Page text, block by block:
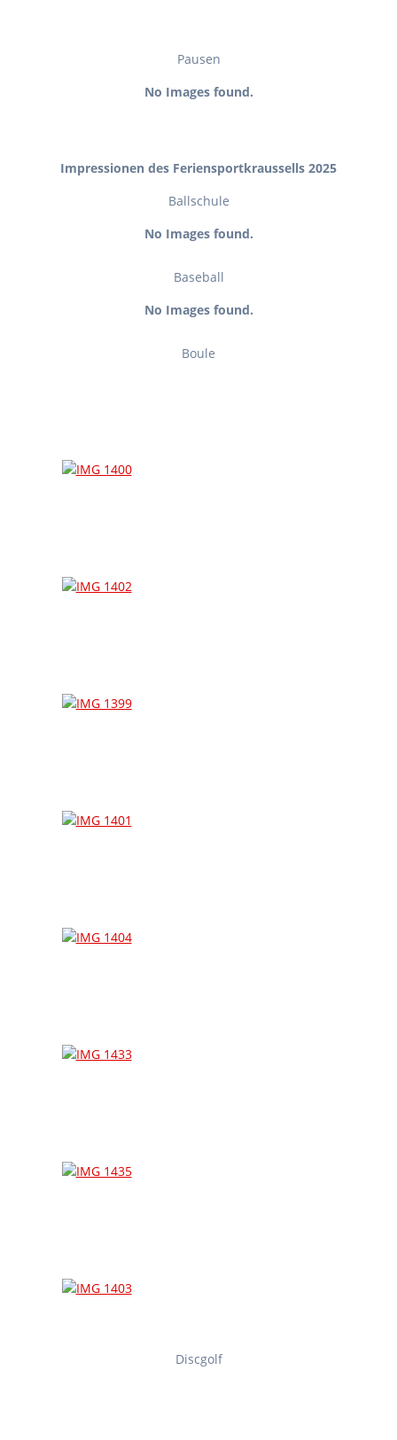
Pausen
No Images found.
Impressionen des Feriensportkraussells 2025
Ballschule
No Images found.
Baseball
No Images found.
Boule
Discgolf